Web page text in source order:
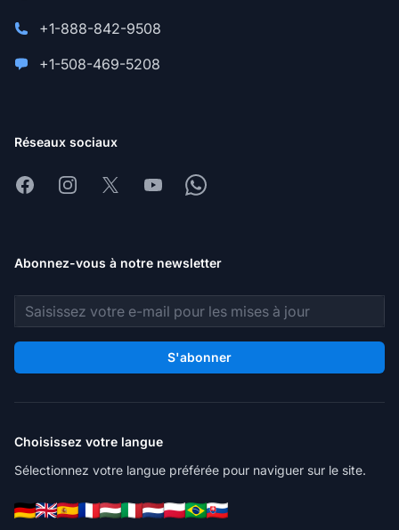
+1-888-842-9508
+1-508-469-5208
Réseaux sociaux
FacebookInstagram
X YoutubeWhatsapp
Abonnez-vous à notre newsletter
Adresse e-mail
S'abonner
Choisissez votre langue
Sélectionnez votre langue préférée pour naviguer sur le site.